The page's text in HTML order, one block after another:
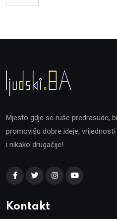
Mjesto gdje se ruše predrasude,
promovišu dobre ideje,
i nikako drugačije!
Kontakt